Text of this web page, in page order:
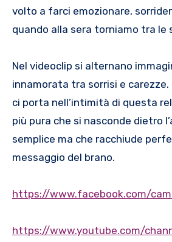
volto a farci emozionare,
quando alla sera torniamo tra le
Nel videoclip si alternano
innamorata tra sorrisi e carezze.
ci porta nell’intimità di questa
più pura che si nasconde dietro
semplice ma che racchiude
messaggio del brano.
https://www.facebook.com/
https://www.youtube.com/